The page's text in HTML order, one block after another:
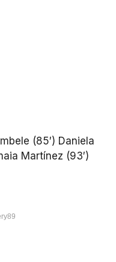
(85′) Daniela
Martínez (93′)